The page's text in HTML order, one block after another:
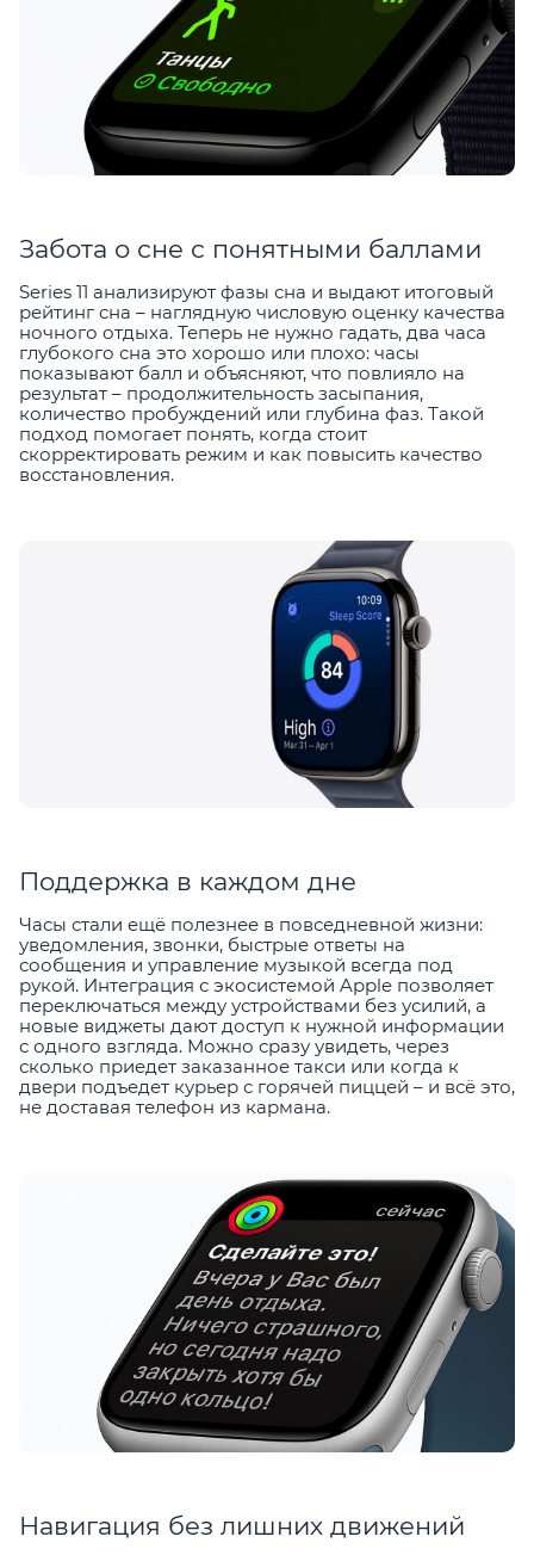
Забота о сне с понятными баллами
Series 11 анализируют фазы сна и выдают итоговый
рейтинг сна – наглядную числовую оценку качества
ночного отдыха. Теперь не нужно гадать, два часа
глубокого сна это хорошо или плохо: часы
показывают балл и объясняют, что повлияло на
результат – продолжительность засыпания,
количество пробуждений или глубина фаз. Такой
подход помогает понять, когда стоит
скорректировать режим и как повысить качество
восстановления.
Поддержка в каждом дне
Часы стали ещё полезнее в повседневной жизни:
уведомления, звонки, быстрые ответы на
сообщения и управление музыкой всегда под
рукой. Интеграция с экосистемой Apple позволяет
переключаться между устройствами без усилий, а
новые виджеты дают доступ к нужной информации
с одного взгляда. Можно сразу увидеть, через
сколько приедет заказанное такси или когда к
двери подъедет курьер с горячей пиццей – и всё это,
не доставая телефон из кармана.
Навигация без лишних движений